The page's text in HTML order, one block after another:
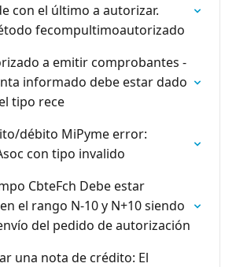
con el último a autorizar.
fecompultimoautorizado
a emitir comprobantes -
informado debe estar dado
tipo rece
débito MiPyme error:
con tipo invalido
CbteFch Debe estar
el rango N-10 y N+10 siendo
del pedido de autorización
una nota de crédito: El